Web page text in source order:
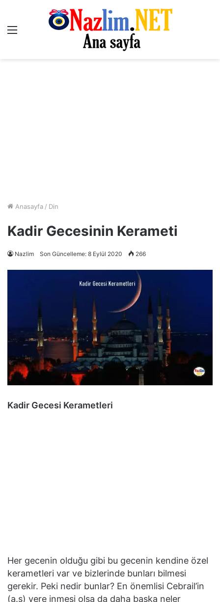
Menü
Anasayfa / Din
Kadir Gecesinin Kerameti
Nazlim Son Güncelleme: 8 Eylül 2020 266
Kadir Gecesi Kerametleri
Her gecenin olduğu gibi bu gecenin kendine özel
kerametleri var ve bizlerinde bunları bilmesi
gerekir. Peki nedir bunlar? En önemlisi Cebrail’in
(a.s) yere inmesi olsa da daha başka neler